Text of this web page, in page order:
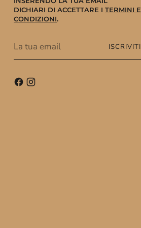
DICHIARI DI ACCETTARE ITERMINI E
CONDIZIONI.
tua
ISCRIVITI